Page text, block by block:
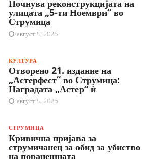
Почнува реконструкцијата на
улицата „5-ти Ноември“ во
Струмица
август 5, 2026
КУЛТУРА
Отворено 21. издание на
„Астерфест“ во Струмица:
Наградата „Астер“ ѝ
август 5, 2026
СТРУМИЦА
Кривична пријава за
струмичанец за обид за убиство
на поранешната